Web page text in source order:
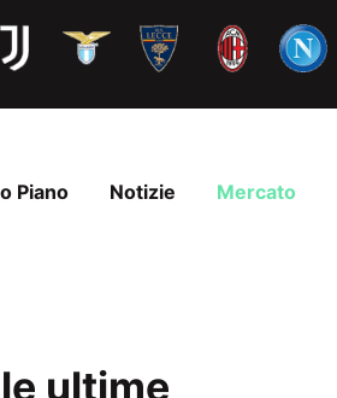
Piano Notizie Mercato
ultime